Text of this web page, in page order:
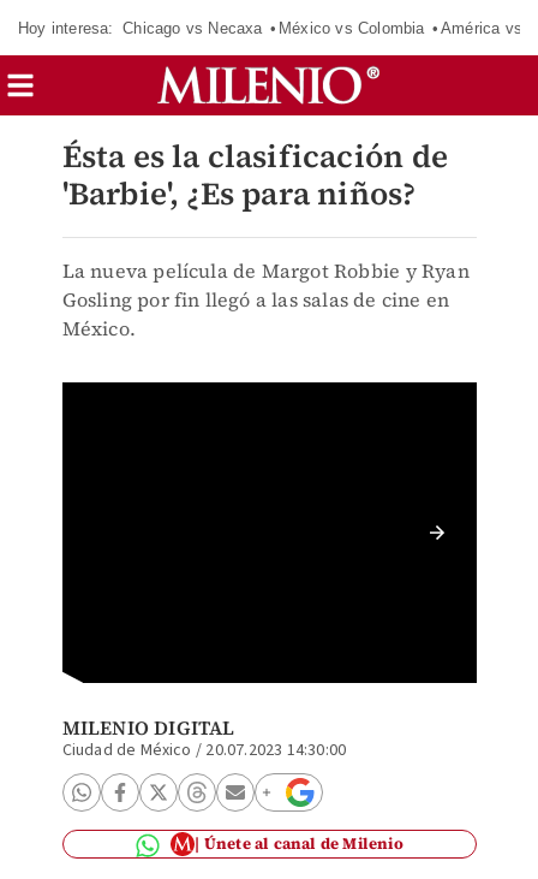
Hoy interesa: Chicago vs Necaxa México vs Colombia América vs
Ésta es la clasificación de
'Barbie', ¿Es para niños?
La nueva película de Margot Robbie y Ryan
Gosling por fin llegó a las salas de cine en
México.
MILENIO DIGITAL
Ciudad de México / 20.07.2023 14:30:00
Únete al canal de Milenio